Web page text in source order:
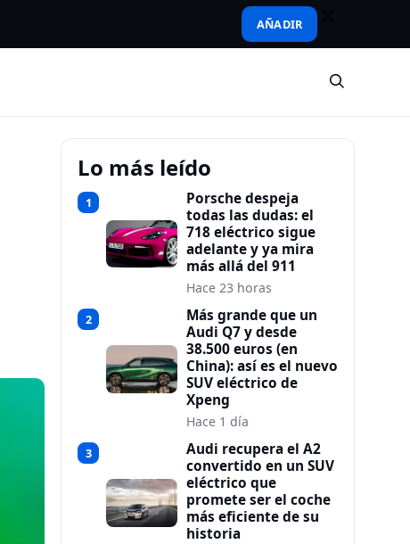
AÑADIR
Lo más leído
1
Porsche despeja
todas las dudas: el
718 eléctrico sigue
adelante y ya mira
más allá del 911
Hace 23 horas
2
Más grande que un
Audi Q7 y desde
38.500 euros (en
China): así es el nuevo
SUV eléctrico de
Xpeng
Hace 1 día
3
Audi recupera el A2
convertido en un SUV
eléctrico que
promete ser el coche
más eficiente de su
historia